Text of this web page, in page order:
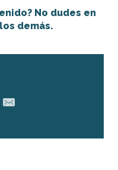
No dudes en
demás.